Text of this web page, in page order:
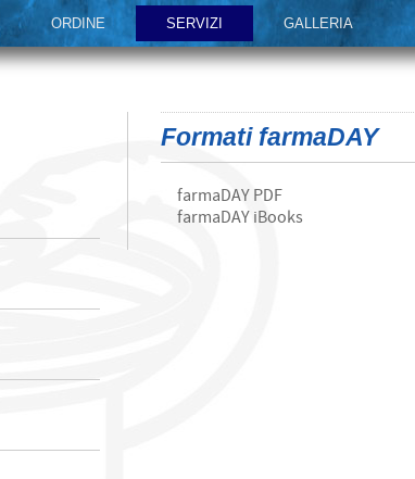
ORDINE SERVIZI GALLERIA
Formati farmaDAY
farmaDAY PDF
farmaDAY iBooks